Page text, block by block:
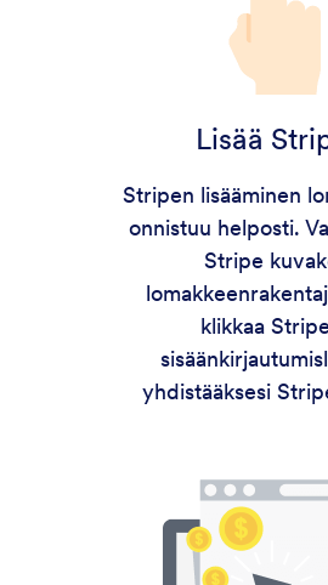
Lisää
Stripen lisääminen
onnistuu helposti.
Stripe
klikkaa
yhdistääksesi